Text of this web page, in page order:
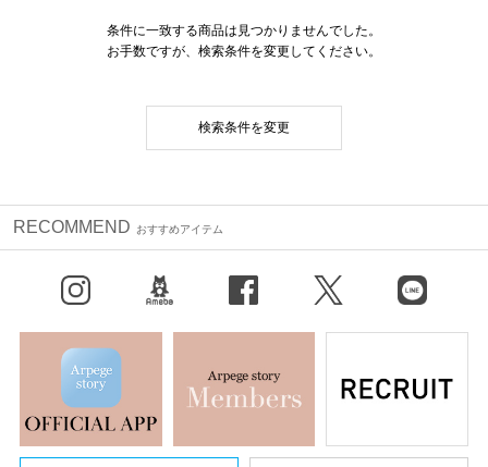
条件に一致する商品は見つかりませんでした。
お手数ですが、検索条件を変更してください。
検索条件を変更
RECOMMEND おすすめアイテム
X（旧Twitter） LINE